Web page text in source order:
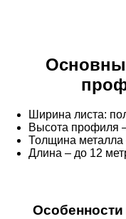
Ширина листа:
Высота профиля
Толщина металла
Длина – до 12